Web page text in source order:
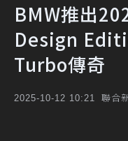
BMW推出
Design
Turbo傳奇
2025-10-12 10:21 聯合